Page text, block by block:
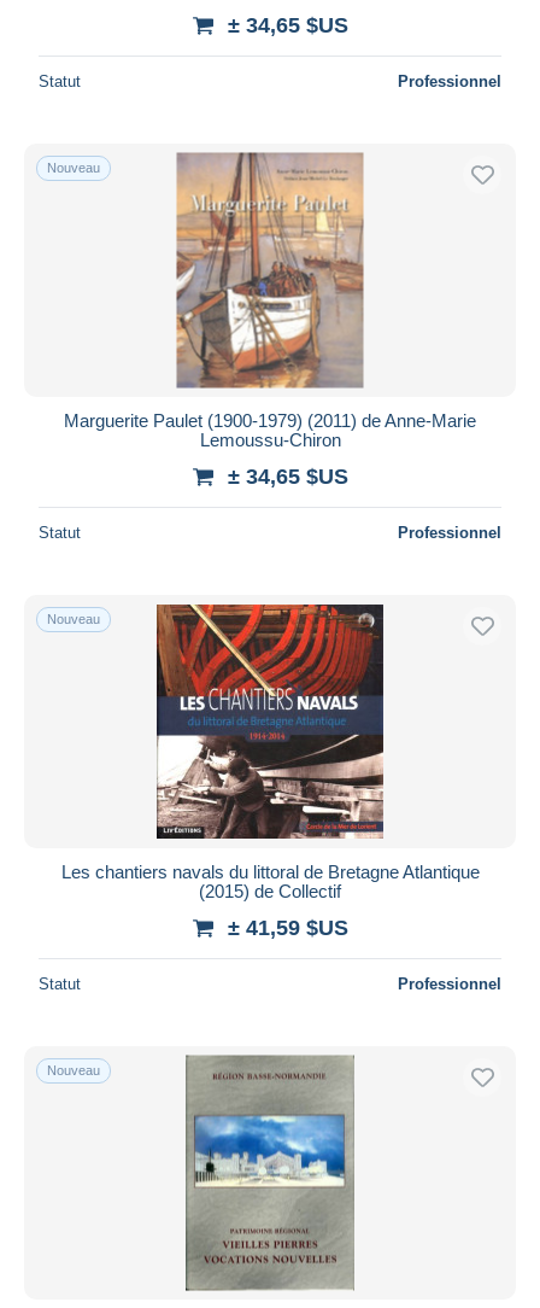
± 34,65 $US
Statut Professionnel
Nouveau
Marguerite Paulet (1900-1979) (2011) de Anne-Marie
Lemoussu-Chiron
± 34,65 $US
Statut Professionnel
Nouveau
Les chantiers navals du littoral de Bretagne Atlantique
(2015) de Collectif
± 41,59 $US
Statut Professionnel
Nouveau